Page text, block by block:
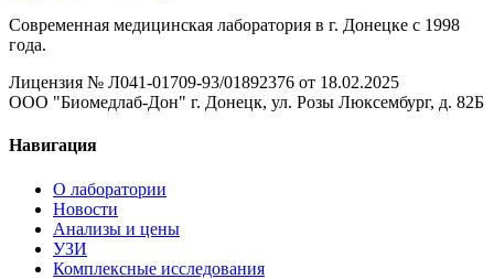
Современная медицинская лаборатория в г. Донецке с 1998
года.
Лицензия № Л041-01709-93/01892376 от 18.02.2025
ООО "Биомедлаб-Дон" г. Донецк, ул. Розы Люксембург, д. 82Б
Навигация
О лаборатории
Новости
Анализы и цены
УЗИ
Комплексные исследования